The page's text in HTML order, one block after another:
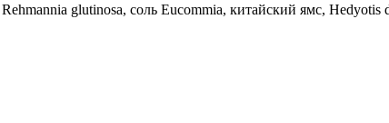
glutinosa, соль Eucommia, китайский ямс,